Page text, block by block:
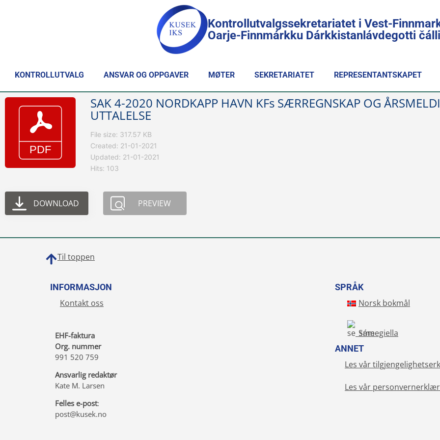
Kontrollutvalgssekretariatet i Vest-
Oarje-Finnmárkku Dárkkistanlávdegotti
KONTROLLUTVALG ANSVAR OG OPPGAVER MØTER SEKRETARIATET REPRESENTANTSKAPET
SAK 4-2020 NORDKAPP HAVN KFs SÆRREGNSKAP OG
UTTALELSE
File size: 317.57 KB
Created: 21-01-2021
Updated: 21-01-2021
Hits: 103
DOWNLOAD PREVIEW
Til toppen
INFORMASJON
Kontakt oss
EHF-faktura
Org. nummer
991 520 759
Ansvarlig redaktør
Kate M. Larsen
Felles e-post:
post@kusek.no
SPRÅK
Norsk bokmål
Sámegiella
ANNET
Les vår
Les vår